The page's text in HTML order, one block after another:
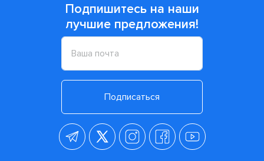
Подпишитесь на наши
лучшие предложения!
Подписаться